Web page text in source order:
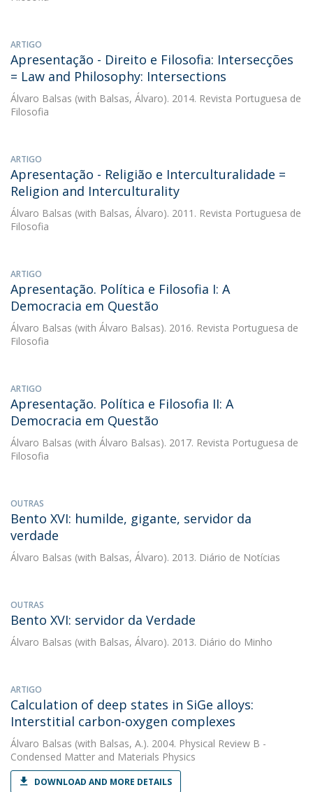
ARTIGO
Apresentação - Direito e Filosofia: Intersecções
= Law and Philosophy: Intersections
Álvaro Balsas (with Balsas, Álvaro). 2014. Revista Portuguesa de
Filosofia
ARTIGO
Apresentação - Religião e Interculturalidade =
Religion and Interculturality
Álvaro Balsas (with Balsas, Álvaro). 2011. Revista Portuguesa de
Filosofia
ARTIGO
Apresentação. Política e Filosofia I: A
Democracia em Questão
Álvaro Balsas (with Álvaro Balsas). 2016. Revista Portuguesa de
Filosofia
ARTIGO
Apresentação. Política e Filosofia II: A
Democracia em Questão
Álvaro Balsas (with Álvaro Balsas). 2017. Revista Portuguesa de
Filosofia
OUTRAS
Bento XVI: humilde, gigante, servidor da
verdade
Álvaro Balsas (with Balsas, Álvaro). 2013. Diário de Notícias
OUTRAS
Bento XVI: servidor da Verdade
Álvaro Balsas (with Balsas, Álvaro). 2013. Diário do Minho
ARTIGO
Calculation of deep states in SiGe alloys:
Interstitial carbon-oxygen complexes
Álvaro Balsas (with Balsas, A.). 2004. Physical Review B -
Condensed Matter and Materials Physics
DOWNLOAD AND MORE DETAILS